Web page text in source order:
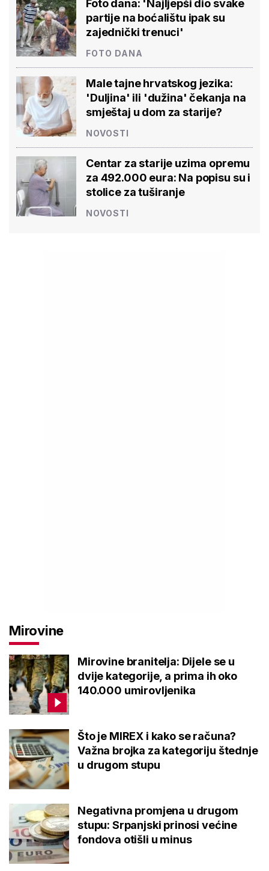
Foto dana: 'Najljepši dio svake
partije na boćalištu ipak su
zajednički trenuci'
FOTO DANA
Male tajne hrvatskog jezika:
'Duljina' ili 'dužina' čekanja na
smještaj u dom za starije?
NOVOSTI
Centar za starije uzima opremu
za 492.000 eura: Na popisu su i
stolice za tuširanje
NOVOSTI
Mirovine
Mirovine branitelja: Dijele se u
dvije kategorije, a prima ih oko
140.000 umirovljenika
Što je MIREX i kako se računa?
Važna brojka za kategoriju štednje
u drugom stupu
Negativna promjena u drugom
stupu: Srpanjski prinosi većine
fondova otišli u minus